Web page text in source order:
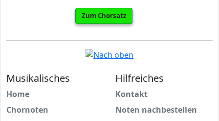
Zum Chorsatz
Musikalisches
Home
Chornoten
Hilfreiches
Kontakt
Noten nachbestellen